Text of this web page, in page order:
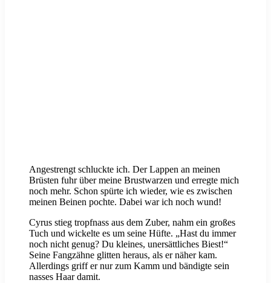
Angestrengt schluckte ich. Der Lappen an meinen
Brüsten fuhr über meine Brustwarzen und erregte mich
noch mehr. Schon spürte ich wieder, wie es zwischen
meinen Beinen pochte. Dabei war ich noch wund!
Cyrus stieg tropfnass aus dem Zuber, nahm ein großes
Tuch und wickelte es um seine Hüfte. „Hast du immer
noch nicht genug? Du kleines, unersättliches Biest!“
Seine Fangzähne glitten heraus, als er näher kam.
Allerdings griff er nur zum Kamm und bändigte sein
nasses Haar damit.